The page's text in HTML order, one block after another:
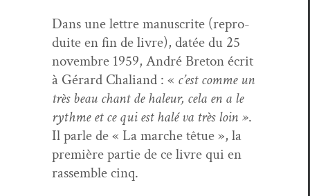
Dans une let­tre man­u­scrite (repro­
duite en fin de livre), datée du 25
novem­bre 1959, André Bre­ton écrit
à Gérard Chaliand : « c’est comme un
très beau chant de haleur, cela en a le
rythme et ce qui est halé va très loin ».
Il par­le de « La marche têtue », la
pre­mière par­tie de ce livre qui en
rassem­ble cinq.